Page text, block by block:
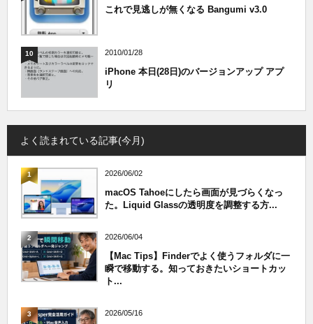
これで見逃しが無くなる Bangumi v3.0
10 2010/01/28
iPhone 本日(28日)のバージョンアップ アプ
リ
よく読まれている記事(今月)
1 2026/06/02
macOS Tahoeにしたら画面が見づらくなっ
た。Liquid Glassの透明度を調整する方...
2 2026/06/04
【Mac Tips】Finderでよく使うフォルダに一
瞬で移動する。知っておきたいショートカッ
ト...
3 2026/05/16